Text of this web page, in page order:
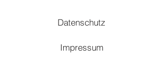
Datenschutz
Impressum